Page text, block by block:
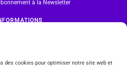
des cookies pour optimiser notre site web et
à la Newsletter